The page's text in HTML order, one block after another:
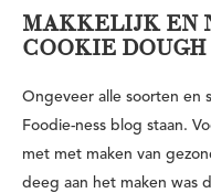
MAKKELIJK EN
COOKIE
Ongeveer alle soorten en
Foodie-ness blog staan.
met met maken van
deeg aan het maken was